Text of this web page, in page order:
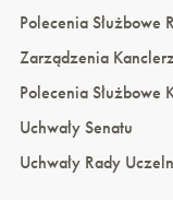
Polecenia Służbowe
Zarządzenia
Polecenia
Uchwały Senatu
Uchwały Rady